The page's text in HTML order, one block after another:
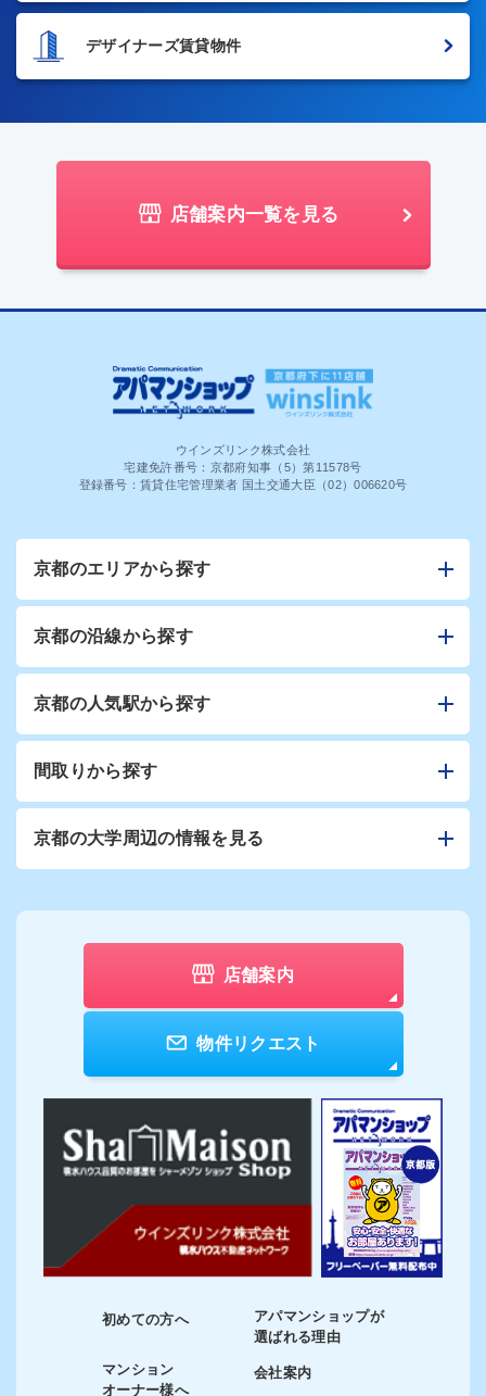
デザイナーズ賃貸物件
店舗案内一覧を見る
ウインズリンク株式会社
宅建免許番号：京都府知事（5）第11578号
登録番号：賃貸住宅管理業者 国土交通大臣（02）006620号
京都のエリアから探す
京都の沿線から探す
京都の人気駅から探す
間取りから探す
京都の大学周辺の情報を見る
店舗案内
物件リクエスト
初めての方へ
マンション
オーナー様へ
アパマンショップが
選ばれる理由
会社案内